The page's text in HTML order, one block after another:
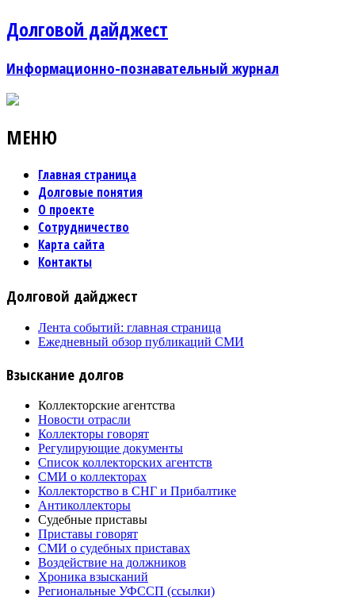
Долговой дайджест
Информационно-познавательный журнал
МЕНЮ
Главная страница
Долговые понятия
О проекте
Сотрудничество
Карта сайта
Контакты
Долговой дайджест
Лента событий: главная страница
Ежедневный обзор публикаций СМИ
Взыскание долгов
Коллекторские агентства
Новости отрасли
Коллекторы говорят
Регулирующие документы
Список коллекторских агентств
СМИ о коллекторах
Коллекторство в СНГ и Прибалтике
Антиколлекторы
Судебные приставы
Приставы говорят
СМИ о судебных приставах
Воздействие на должников
Хроника взысканий
Региональные УФССП (ссылки)